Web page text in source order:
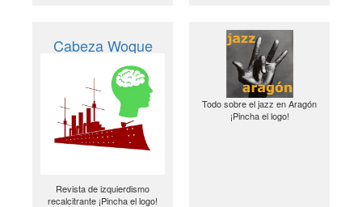
Cabeza Woque
Revista de izquierdismo
recalcitrante ¡Pincha el logo!
Todo sobre el jazz en Aragón
¡Pincha el logo!